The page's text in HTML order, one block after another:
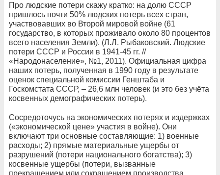
Про людские потери скажу кратко: на долю СССР
пришлось почти 50% людских потерь всех стран,
участвовавших во Второй мировой войне (61
государство, в которых проживало около 80 процентов
всего населения Земли). (Л.Л. Рыбаковский. Людские
потери СССР и России в 1941-45 гг. //
«Народонаселение», №1, 2011). Официальная цифра
наших потерь, полученная в 1990 году в результате
оценок специальной комиссии Генштаба и
Госкомстата СССР, – 26,6 млн человек (и это без учёта
косвенных демографических потерь).
Сосредоточусь на экономических потерях и издержках
(«экономической цене» участия в войне). Они
включают три основные составляющие: 1) военные
расходы; 2) прямые материальные ущербы от
разрушений (потери национального богатства); 3)
косвенные ущербы (потери, вызванные
прекращением или сокращением производства